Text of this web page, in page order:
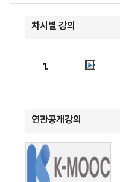
차시별 강의
1.
연관공개강의